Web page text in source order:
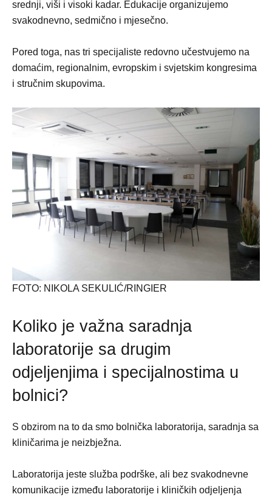
srednji, viši i visoki kadar. Edukacije organizujemo
svakodnevno, sedmično i mjesečno.
Pored toga, nas tri specijaliste redovno učestvujemo na
domaćim, regionalnim, evropskim i svjetskim kongresima
i stručnim skupovima.
FOTO: NIKOLA SEKULIĆ/RINGIER
Koliko je važna saradnja
laboratorije sa drugim
odjeljenjima i specijalnostima u
bolnici?
S obzirom na to da smo bolnička laboratorija, saradnja sa
kliničarima je neizbježna.
Laboratorija jeste služba podrške, ali bez svakodnevne
komunikacije između laboratorije i kliničkih odjeljenja